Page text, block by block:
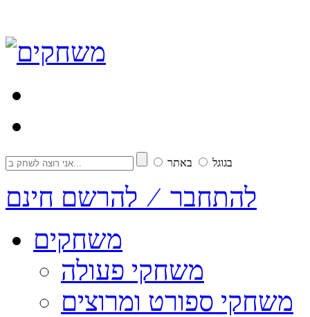
בגוגל באתר
להתחבר ⁄ להרשם חינם
משחקים
משחקי פעולה
משחקי ספורט ומרוצים